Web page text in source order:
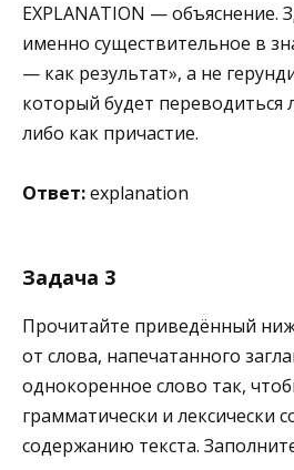
EXPLANATION — объяснение.
именно существительное в
— как результат», а не
который будет переводиться
либо как причастие.
Ответ:explanation
Задача 3
Прочитайте приведённый
от слова, напечатанного
однокоренное слово так,
грамматически и лексически
содержанию текста.